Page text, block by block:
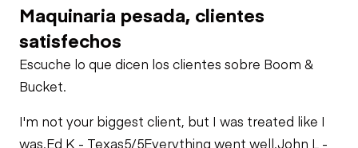
Air Conditioner
Limited Function
Check
Oil Leaks
Limited Function
Check - Brakes
Maquinaria pesada, clientes
satisfechos
Escuche lo que dicen los clientes sobre Boom &
Bucket.
I'm not your biggest client, but I was treated like I
was.Ed K - Texas5/5Everything went well.John L -